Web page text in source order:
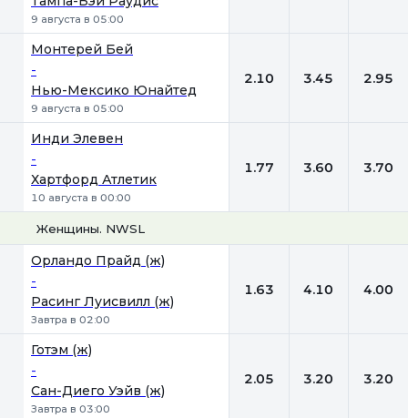
9 августа в 05:00
Монтерей Бей
-
Нью-Мексико Юнайтед
9 августа в 05:00
2.10 3.45 2.95
Инди Элевен
-
Хартфорд Атлетик
10 августа в 00:00
1.77 3.60 3.70
Женщины. NWSL
Орландо Прайд (ж)
-
Расинг Луисвилл (ж)
Завтра в 02:00
1.63 4.10 4.00
Готэм (ж)
-
Сан-Диего Уэйв (ж)
Завтра в 03:00
2.05 3.20 3.20